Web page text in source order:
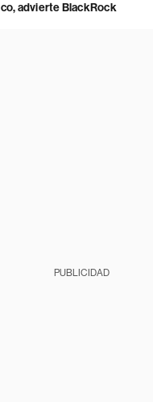
advierte BlackRock
PUBLICIDAD